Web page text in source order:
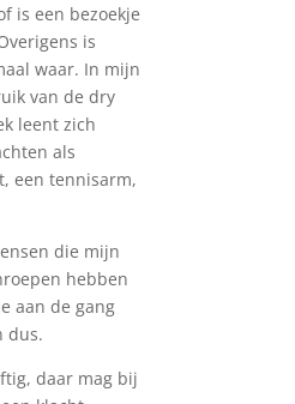
is een bezoekje
is
waar. In mijn
van de dry
leent zich
als
een tennisarm,
die mijn
hebben
aan de gang
dus.
daar mag bij